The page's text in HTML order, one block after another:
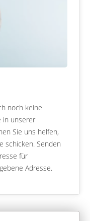
noch keine
in unserer
Sie uns helfen,
schicken. Senden
für
Adresse.